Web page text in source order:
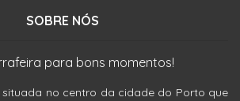
SOBRE NÓS
para bons momentos!
situada no centro da cidade do Porto que